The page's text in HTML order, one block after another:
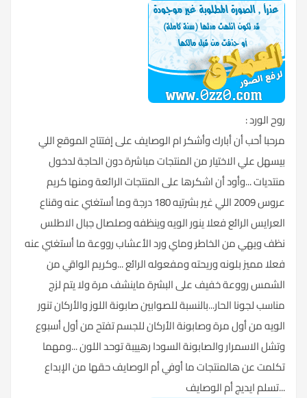
روح الورد :
مرحبا أحب أن أبارك وأشكر ام الوصايف على إفتتاح الموقع اللي
بيسهل علي الاختيار من المنتجات مباشرة دون الحاجة لدخول
منتديات ...وأود أن اشكرها على المنتجات الرائعة ومنها كريم
عروس 2009 اللي غير بشرتيه 180 درجة وما أستغني عنه وقناع
العرايس الرائع فعلا ينور الويه وينظفه وصلصال جبال الاطلس
نظف ويهي من الخاطر وماي ورد الأعشاب رووعة ما أستغني عنه
فعلا مميز بلونه وريحته ومفعوله الرائع ...وكريم الواقي من
الشمس رووعة خفيف على البشرة ماينشف مرة ولا يتم لزج
مناسب لجونا الحار...بالنسبة للصوابين صابونة اللوز والأركان تنور
الويه من أول مرة وصابونة الأركان للجسم تفتح من أول أسبوع
وتشل الاسمرار والصابونة السودا رهييبة توحد اللون ...ومهما
تكلمت عن هالمنتجات ما أوفي أم الوصايف حقها من الإبداع
...تسلم ايديج أم الوصايف